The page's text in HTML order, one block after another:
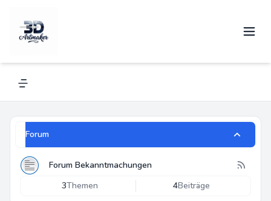
3D-Artmaker
Navigation menu
Forum
Forum Bekanntmachungen
3Themen 4Beiträge